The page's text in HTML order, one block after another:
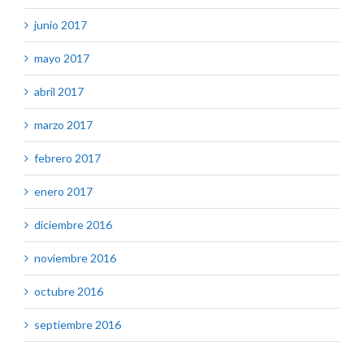
junio 2017
mayo 2017
abril 2017
marzo 2017
febrero 2017
enero 2017
diciembre 2016
noviembre 2016
octubre 2016
septiembre 2016